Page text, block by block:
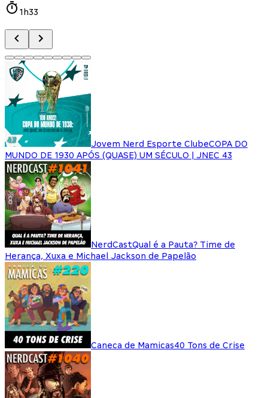
1h33
Jovem Nerd Esporte ClubeCOPA DO
MUNDO DE 1930 APÓS (QUASE) UM SÉCULO | JNEC 43
NerdCastQual é a Pauta? Time de
Herança, Xuxa e Michael Jackson de Papelão
Caneca de Mamicas40 Tons de Crise